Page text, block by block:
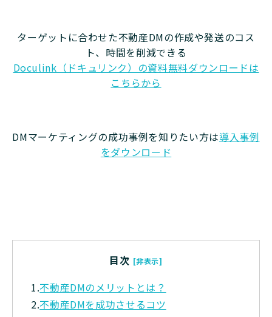
ターゲットに合わせた不動産DMの作成や発送のコス
ト、時間を削減できる
Doculink（ドキュリンク）の資料無料ダウンロードは
こちらから
DMマーケティングの成功事例を知りたい方は導入事例
をダウンロード
目次 [非表示]
1.不動産DMのメリットとは？
2.不動産DMを成功させるコツ